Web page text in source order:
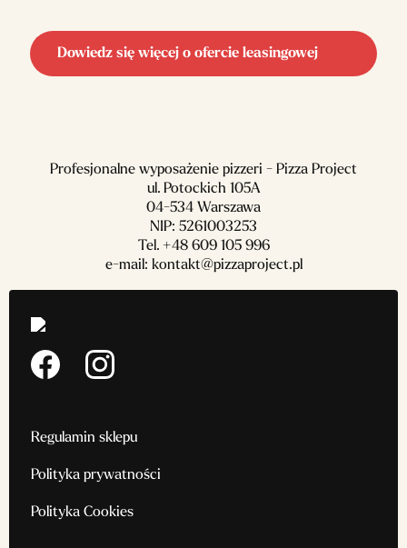
Dowiedz się więcej o ofercie leasingowej
Profesjonalne wyposażenie pizzeri - Pizza Project
ul. Potockich 105A
04-534 Warszawa
NIP: 5261003253
Tel. +48 609 105 996
e-mail: kontakt@pizzaproject.pl
Regulamin sklepu
Polityka prywatności
Polityka Cookies